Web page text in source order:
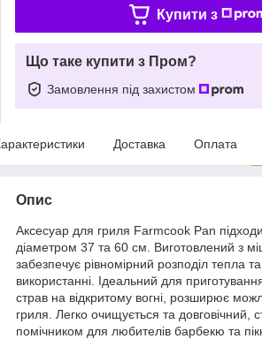
Купити з
Що таке купити з Пром?
Замовлення під захистом
Доставка Оплата
Опис
Аксесуар для гриля Farmcook Pan
діаметром 37 та 60 см. Виготовлений з
забезпечує рівномірний розподіл тепла та
використанні. Ідеальний для
страв на відкритому вогні, розширює
гриля. Легко очищується та довговічний,
помічником для любителів барбекю та